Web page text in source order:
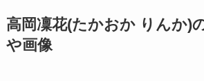
高岡凜花(たかおか りんか)
や画像